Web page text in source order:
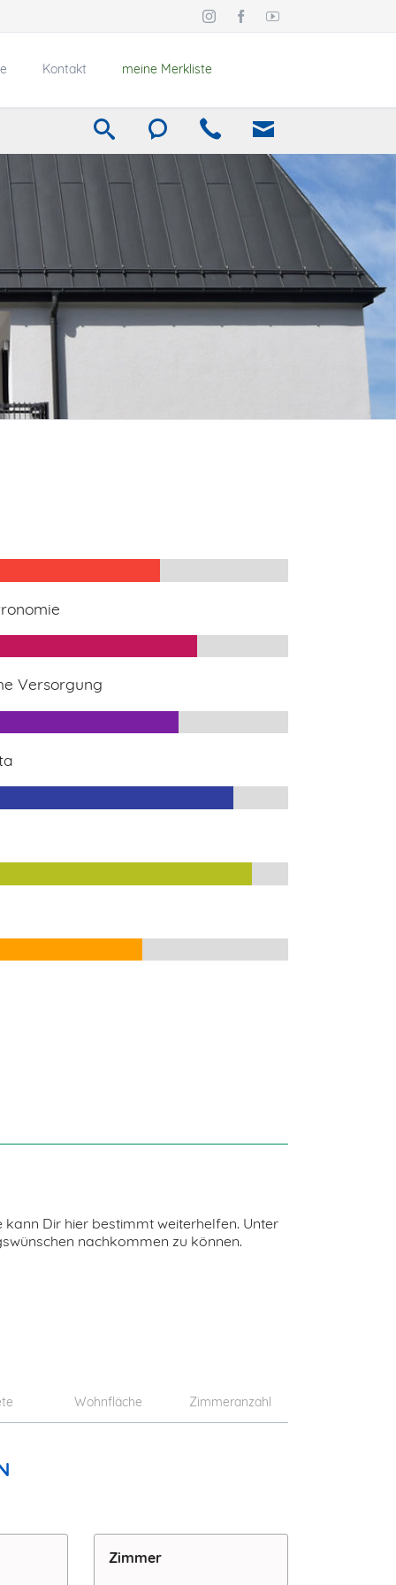
Kontakt meine Merkliste
Versorgung
Dir hier bestimmt weiterhelfen. Unter
nachkommen zu können.
Zimmeranzahl
Wohnfläche
Zimmer